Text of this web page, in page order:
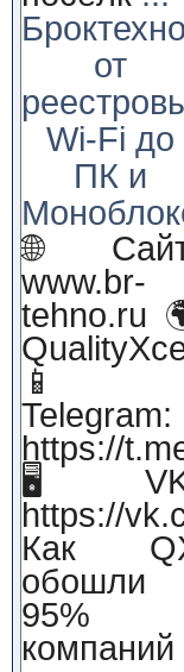
от
Wi-Fi до
ПК и
🌐
www.br-
tehno.ru
📱
Telegram:
https://
🖥
https://
Как
обошли
95%
компаний